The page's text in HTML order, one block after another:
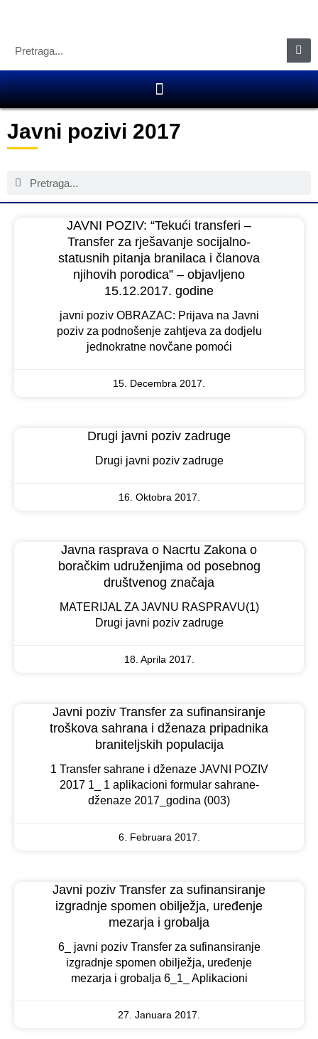
Javni pozivi 2017
JAVNI POZIV: “Tekući transferi –
Transfer za rješavanje socijalno-
statusnih pitanja branilaca i članova
njihovih porodica” – objavljeno
15.12.2017. godine
javni poziv OBRAZAC: Prijava na Javni
poziv za podnošenje zahtjeva za dodjelu
jednokratne novčane pomoći
15. Decembra 2017.
Drugi javni poziv zadruge
Drugi javni poziv zadruge
16. Oktobra 2017.
Javna rasprava o Nacrtu Zakona o
boračkim udruženjima od posebnog
društvenog značaja
MATERIJAL ZA JAVNU RASPRAVU(1)
Drugi javni poziv zadruge
18. Aprila 2017.
Javni poziv Transfer za sufinansiranje
troškova sahrana i dženaza pripadnika
braniteljskih populacija
1 Transfer sahrane i dženaze JAVNI POZIV
2017 1_ 1 aplikacioni formular sahrane-
dženaze 2017_godina (003)
6. Februara 2017.
Javni poziv Transfer za sufinansiranje
izgradnje spomen obilježja, uređenje
mezarja i grobalja
6_ javni poziv Transfer za sufinansiranje
izgradnje spomen obilježja, uređenje
mezarja i grobalja 6_1_ Aplikacioni
27. Januara 2017.